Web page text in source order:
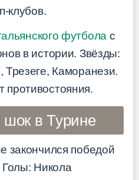
клубов.
футболас
в истории. Звёзды:
Каморанези.
в Турине
закончился победой
Никола